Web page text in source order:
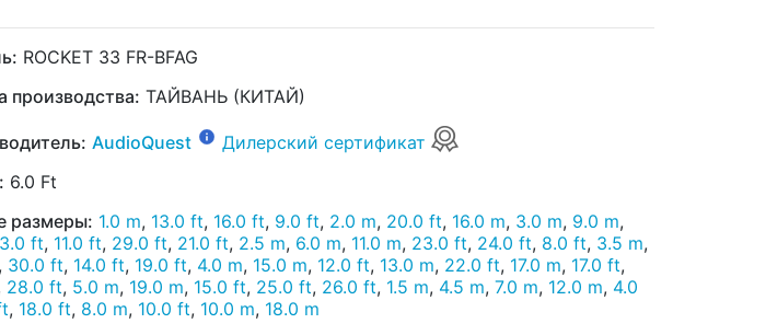
ROCKET 33 FR-BFAG
производства: ТАЙВАНЬ (КИТАЙ)
AudioQuest
Дилерский сертификат
6.0 Ft
размеры: 1.0 m, 13.0 ft, 16.0 ft, 9.0 ft, 2.0 m, 20.0 ft, 16.0 m, 3.0 m, 9.0 m,
3.0 ft, 11.0 ft, 29.0 ft, 21.0 ft, 2.5 m, 6.0 m, 11.0 m, 23.0 ft, 24.0 ft, 8.0 ft, 3.5 m,
, 30.0 ft, 14.0 ft, 19.0 ft, 4.0 m, 15.0 m, 12.0 ft, 13.0 m, 22.0 ft, 17.0 m, 17.0 ft,
28.0 ft, 5.0 m, 19.0 m, 15.0 ft, 25.0 ft, 26.0 ft, 1.5 m, 4.5 m, 7.0 m, 12.0 m, 4.0
, 18.0 ft, 8.0 m, 10.0 ft, 10.0 m, 18.0 m